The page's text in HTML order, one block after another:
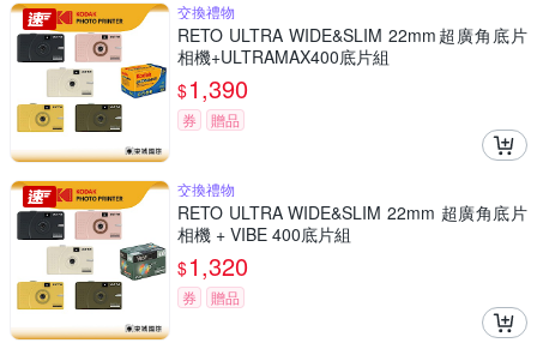
交換禮物
RETO ULTRA WIDE&SLIM 22mm超廣角底片
相機+ULTRAMAX400底片組
$1,390
券 贈品
交換禮物
RETO ULTRA WIDE&SLIM 22mm 超廣角底片
相機 + VIBE 400底片組
$1,320
券 贈品